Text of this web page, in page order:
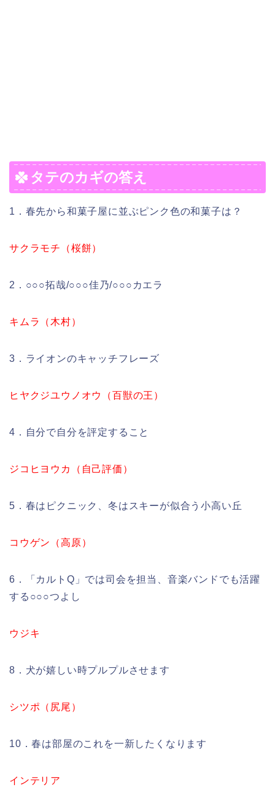
タテのカギの答え
1．春先から和菓子屋に並ぶピンク色の和菓子は？
サクラモチ（桜餅）
2．○○○拓哉/○○○佳乃/○○○カエラ
キムラ（木村）
3．ライオンのキャッチフレーズ
ヒヤクジユウノオウ（百獣の王）
4．自分で自分を評定すること
ジコヒヨウカ（自己評価）
5．春はピクニック、冬はスキーが似合う小高い丘
コウゲン（高原）
6．「カルトQ」では司会を担当、音楽バンドでも活躍
する○○○つよし
ウジキ
8．犬が嬉しい時プルプルさせます
シツポ（尻尾）
10．春は部屋のこれを一新したくなります
インテリア